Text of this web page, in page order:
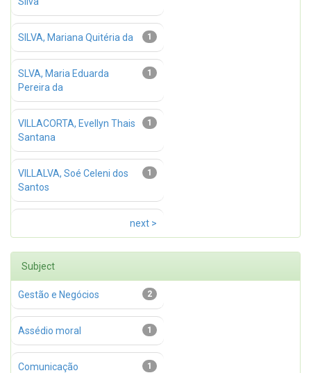
1
SILVA, Mariana Quitéria da
1
SLVA, Maria Eduarda
Pereira da
1
VILLACORTA, Evellyn Thais
Santana
1
VILLALVA, Soé Celeni dos
Santos
next >
Subject
2
Gestão e Negócios
1
Assédio moral
1
Comunicação